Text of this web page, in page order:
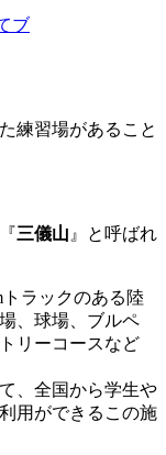
ブ
練習場があること
三儀山』と呼ばれ
トラックのある陸
、 球場、ブルペ
リーコースなど
、全国から学生や
用ができるこの施